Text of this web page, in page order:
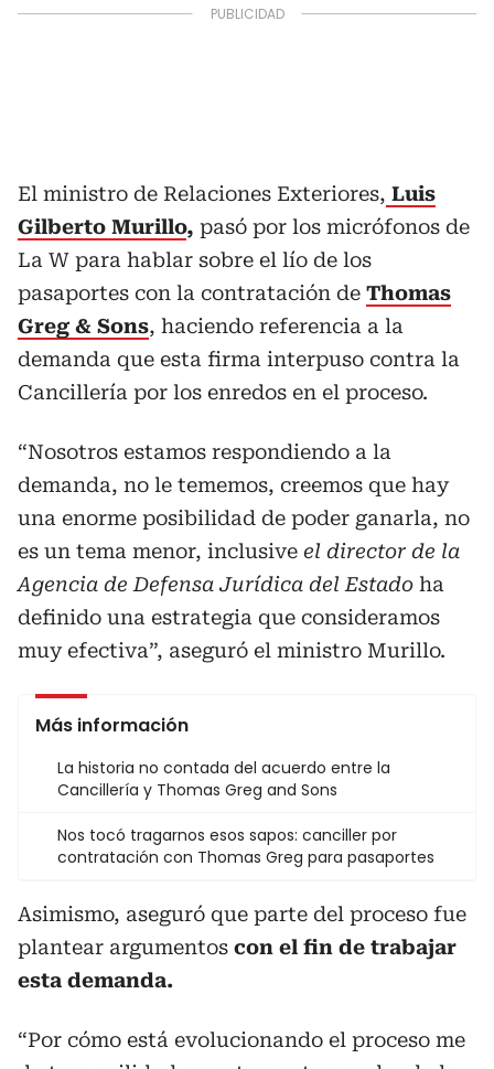
El ministro de Relaciones Exteriores, Luis
Gilberto Murillo, pasó por los micrófonos de
La W para hablar sobre el lío de los
pasaportes con la contratación de Thomas
Greg & Sons, haciendo referencia a la
demanda que esta firma interpuso contra la
Cancillería por los enredos en el proceso.
“Nosotros estamos respondiendo a la
demanda, no le tememos, creemos que hay
una enorme posibilidad de poder ganarla, no
es un tema menor, inclusive el director de la
Agencia de Defensa Jurídica del Estado ha
definido una estrategia que consideramos
muy efectiva”, aseguró el ministro Murillo.
Más información
La historia no contada del acuerdo entre la
Cancillería y Thomas Greg and Sons
Nos tocó tragarnos esos sapos: canciller por
contratación con Thomas Greg para pasaportes
Asimismo, aseguró que parte del proceso fue
plantear argumentos con el fin de trabajar
esta demanda.
“Por cómo está evolucionando el proceso me